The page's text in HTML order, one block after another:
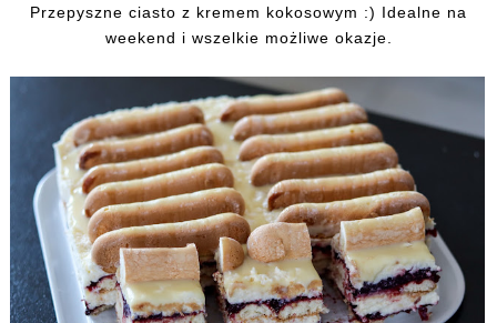
Przepyszne ciasto z kremem kokosowym :) Idealne na
weekend i wszelkie możliwe okazje.